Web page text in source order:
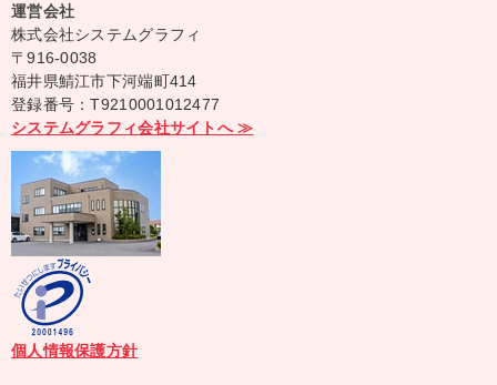
運営会社
株式会社システムグラフィ
〒916-0038
福井県鯖江市下河端町414
登録番号：T9210001012477
システムグラフィ会社サイトへ ≫
個人情報保護方針